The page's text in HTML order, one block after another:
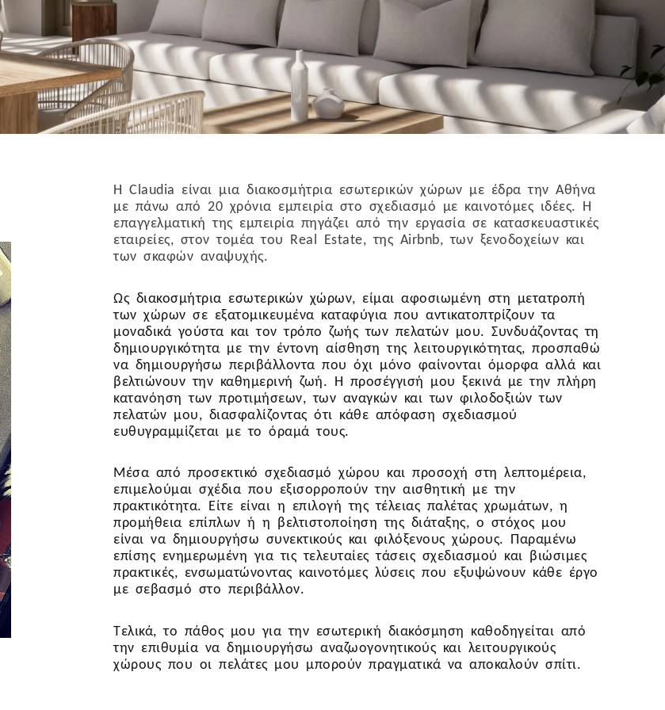
Η Claudia είναι μια διακοσμήτρια εσωτερικών χώρων με έδρα την Αθήνα
με πάνω από 20 χρόνια εμπειρία στο σχεδιασμό με καινοτόμες ιδέες. Η
επαγγελματική της εμπειρία πηγάζει από την εργασία σε κατασκευαστικές
εταιρείες, στον τομέα του Real Estate, της Airbnb, των ξενοδοχείων και
των σκαφών αναψυχής.
Ως διακοσμήτρια εσωτερικών χώρων, είμαι αφοσιωμένη στη μετατροπή
των χώρων σε εξατομικευμένα καταφύγια που αντικατοπτρίζουν τα
μοναδικά γούστα και τον τρόπο ζωής των πελατών μου. Συνδυάζοντας τη
δημιουργικότητα με την έντονη αίσθηση της λειτουργικότητας, προσπαθώ
να δημιουργήσω περιβάλλοντα που όχι μόνο φαίνονται όμορφα αλλά και
βελτιώνουν την καθημερινή ζωή. Η προσέγγισή μου ξεκινά με την πλήρη
κατανόηση των προτιμήσεων, των αναγκών και των φιλοδοξιών των
πελατών μου, διασφαλίζοντας ότι κάθε απόφαση σχεδιασμού
ευθυγραμμίζεται με το όραμά τους.
Μέσα από προσεκτικό σχεδιασμό χώρου και προσοχή στη λεπτομέρεια,
επιμελούμαι σχέδια που εξισορροπούν την αισθητική με την
πρακτικότητα. Είτε είναι η επιλογή της τέλειας παλέτας χρωμάτων, η
προμήθεια επίπλων ή η βελτιστοποίηση της διάταξης, ο στόχος μου
είναι να δημιουργήσω συνεκτικούς και φιλόξενους χώρους. Παραμένω
επίσης ενημερωμένη για τις τελευταίες τάσεις σχεδιασμού και βιώσιμες
πρακτικές, ενσωματώνοντας καινοτόμες λύσεις που εξυψώνουν κάθε έργο
με σεβασμό στο περιβάλλον.
Τελικά, το πάθος μου για την εσωτερική διακόσμηση καθοδηγείται από
την επιθυμία να δημιουργήσω αναζωογονητικούς και λειτουργικούς
χώρους που οι πελάτες μου μπορούν πραγματικά να αποκαλούν σπίτι.